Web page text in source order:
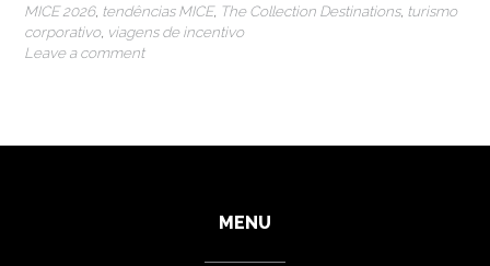
MICE 2026, tendências MICE, The Collection Destinations, turismo
corporativo, viagens de incentivo
Leave a comment
MENU